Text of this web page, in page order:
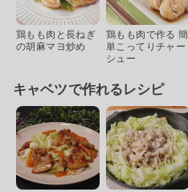
鶏もも肉と長ねぎ
の胡麻マヨ炒め
鶏もも肉で作る 簡
単こってりチャー
シュー
キャベツで作れるレシピ